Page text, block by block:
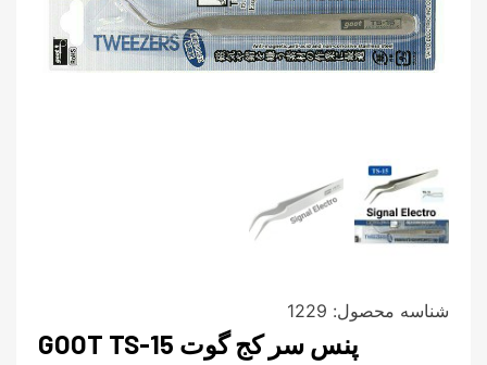
شناسه محصول: 1229
پنس سر کج گوت GOOT TS-15